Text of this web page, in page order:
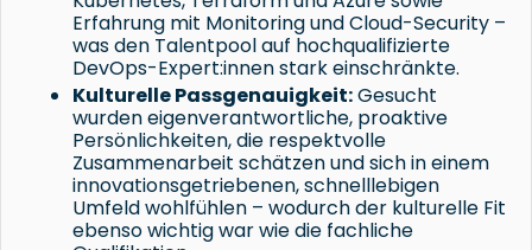
Erfahrung mit Monitoring und Cloud-Security –
was den Talentpool auf hochqualifizierte
DevOps-Expert:innen stark einschränkte.
Kulturelle Passgenauigkeit:Gesucht
wurden eigenverantwortliche, proaktive
Persönlichkeiten, die respektvolle
Zusammenarbeit schätzen und sich in einem
innovationsgetriebenen, schnelllebigen
Umfeld wohlfühlen – wodurch der kulturelle Fit
ebenso wichtig war wie die fachliche